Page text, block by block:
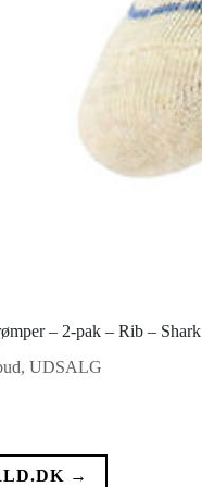
– 2-pak – Rib – Shark
, UDSALG
→